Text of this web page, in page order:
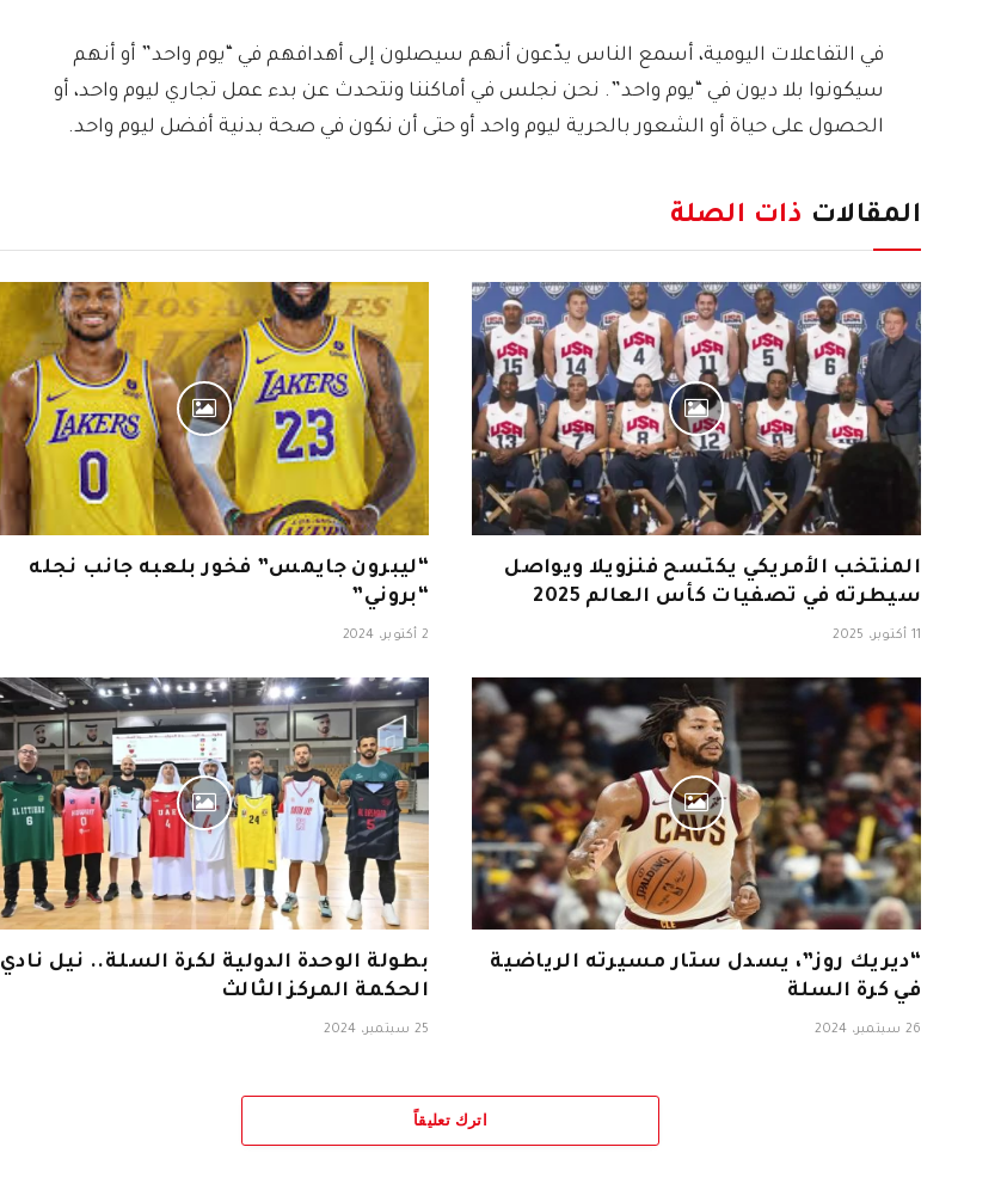
في التفاعلات اليومية، أسمع الناس يدّعون أنهم سيصلون إلى أهدافهم في “يوم واحد” أو أنهم
سيكونوا بلا ديون في “يوم واحد”. نحن نجلس في أماكننا ونتحدث عن بدء عمل تجاري ليوم واحد، أو
الحصول على حياة أو الشعور بالحرية ليوم واحد أو حتى أن نكون في صحة بدنية أفضل ليوم واحد.
المقالات ذات الصلة
المنتخب الأمريكي يكتسح فنزويلا ويواصل
سيطرته في تصفيات كأس العالم 2025
11 أكتوبر، 2025
“ليبرون جايمس” فخور بلعبه جانب نجله
“بروني”
2 أكتوبر، 2024
“ديريك روز”، يسدل ستار مسيرته الرياضية
في كرة السلة
26 سبتمبر، 2024
بطولة الوحدة الدولية لكرة السلة.. نيل نادي
الحكمة المركز الثالث
25 سبتمبر، 2024
اترك تعليقاً